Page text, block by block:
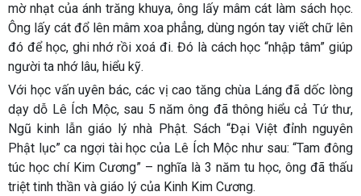
mờ nhạt của ánh trăng khuya, ông lấy mâm cát làm sách học.
Ông lấy cát đổ lên mâm xoa phẳng, dùng ngón tay viết chữ lên
đó để học, ghi nhớ rồi xoá đi. Đó là cách học “nhập tâm” giúp
người ta nhớ lâu, hiểu kỹ.
Với học vấn uyên bác, các vị cao tăng chùa Láng đã dốc lòng
dạy dỗ Lê Ích Mộc, sau 5 năm ông đã thông hiểu cả Tứ thư,
Ngũ kinh lẫn giáo lý nhà Phật. Sách “Đại Việt đỉnh nguyên
Phật lục” ca ngợi tài học của Lê Ích Mộc như sau: “Tam đông
túc học chí Kim Cương” – nghĩa là 3 năm tu học, ông đã thấu
triệt tinh thần và giáo lý của Kinh Kim Cương.